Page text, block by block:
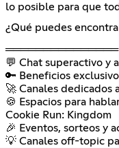
lo posible para que
¿Qué puedes
💬 Chat superactivo y
🔑 Beneficios
🚀 Canales dedicados
🍪 Espacios para
Cookie Run: Kingdom
🎉 Eventos, sorteos y
💡 Canales off-topic